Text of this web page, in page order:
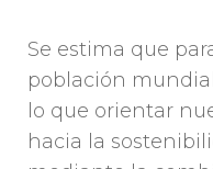
Se estima que
población
lo que orientar
hacia la